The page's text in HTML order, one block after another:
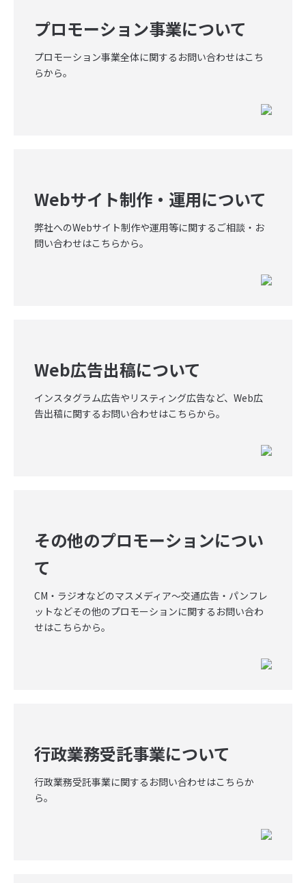
プロモーション事業について
プロモーション事業全体に関するお問い合わせはこち
らから。
Webサイト制作・運用について
弊社へのWebサイト制作や運用等に関するご相談・お
問い合わせはこちらから。
Web広告出稿について
インスタグラム広告やリスティング広告など、Web広
告出稿に関するお問い合わせはこちらから。
その他のプロモーションについ
て
CM・ラジオなどのマスメディア〜交通広告・パンフレ
ットなどその他のプロモーションに関するお問い合わ
せはこちらから。
行政業務受託事業について
行政業務受託事業に関するお問い合わせはこちらか
ら。